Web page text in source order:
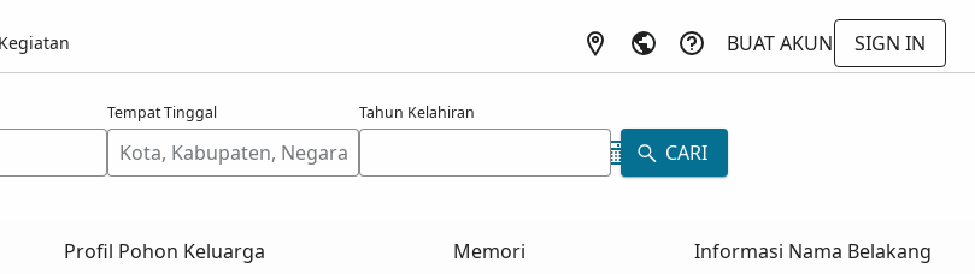
Kegiatan BUAT AKUN
SIGN IN
Tempat Tinggal Tahun Kelahiran
CARI
Profil Pohon Keluarga Memori Informasi Nama Belakang